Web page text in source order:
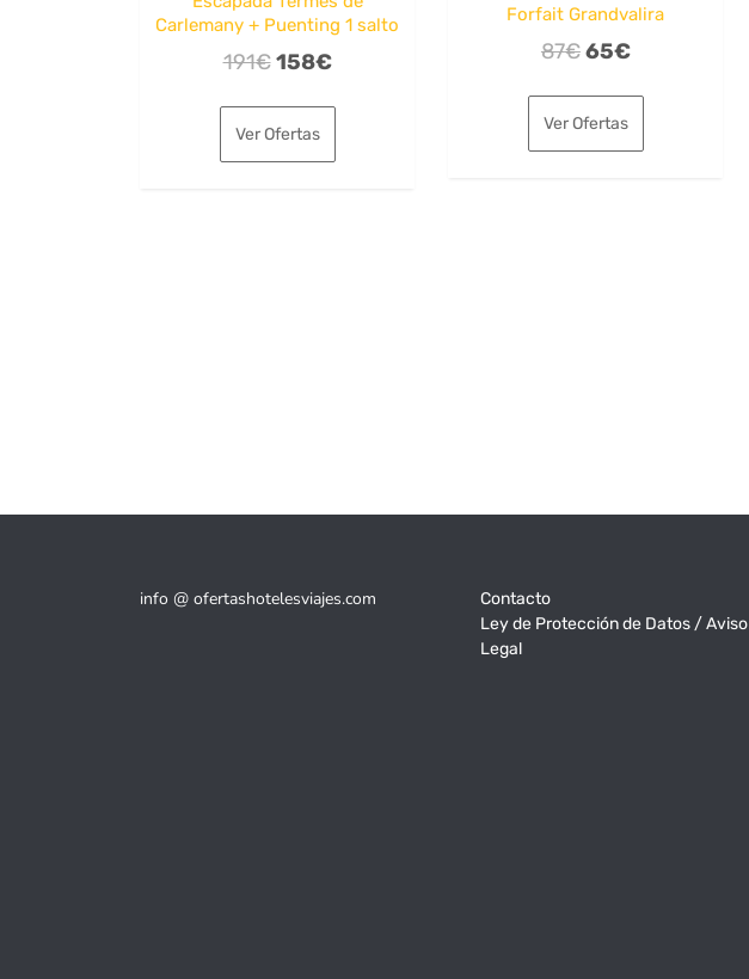
Carlemany + Puenting 1 salto
191€ El
original
era:
158€El
es:
Ver Ofertas
Forfait Grandvalira
87€El
original
era:
65€El
es:
Ver Ofertas
info @ ofertashotelesviajes.com
Contacto
Ley de Protección de Datos / Aviso
Legal